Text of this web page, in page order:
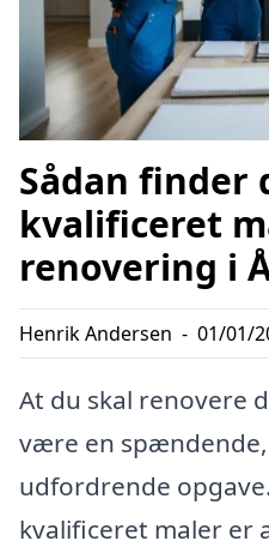
Sådan finder
kvalificeret
renovering i
Henrik Andersen - 01/01/
At du skal renovere
være en spændende,
udfordrende
kvalificeret maler er